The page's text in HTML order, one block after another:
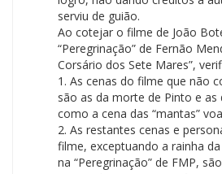
serviu de guião.
Ao cotejar o filme de João
“Peregrinação” de Fernão
Corsário dos Sete Mares”,
1. As cenas do filme que não
são as da morte de Pinto e
como a cena das “mantas”
2. As restantes cenas e
filme, exceptuando a rainha
na “Peregrinação” de FMP,